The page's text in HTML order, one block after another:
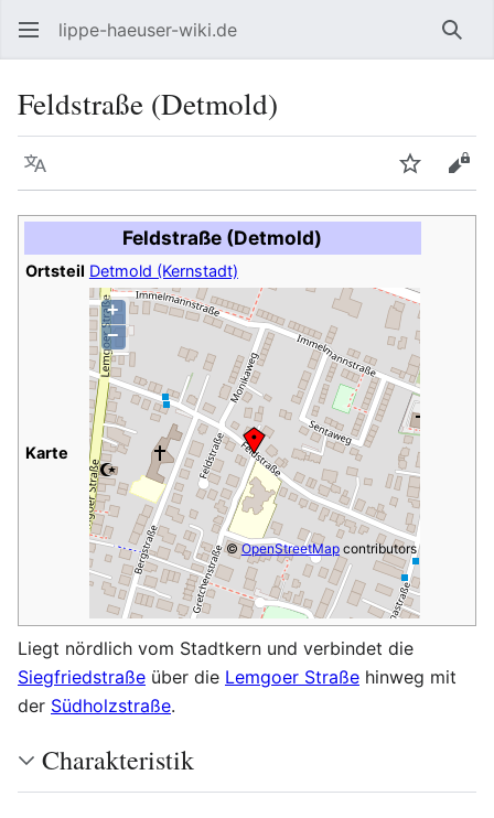
lippe-haeuser-wiki.de
Feldstraße (Detmold)
Sprache
Feldstraße (Detmold)
Ortsteil Detmold (Kernstadt)
Karte
+
−
©OpenStreetMapcontributors
Liegt nördlich vom Stadtkern und verbindet die
Siegfriedstraße über die Lemgoer Straße hinweg mit
der Südholzstraße.
Charakteristik